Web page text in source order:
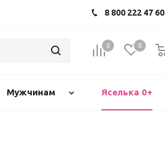
8 800 222 47 60
0 0
Мужчинам Яселька 0+